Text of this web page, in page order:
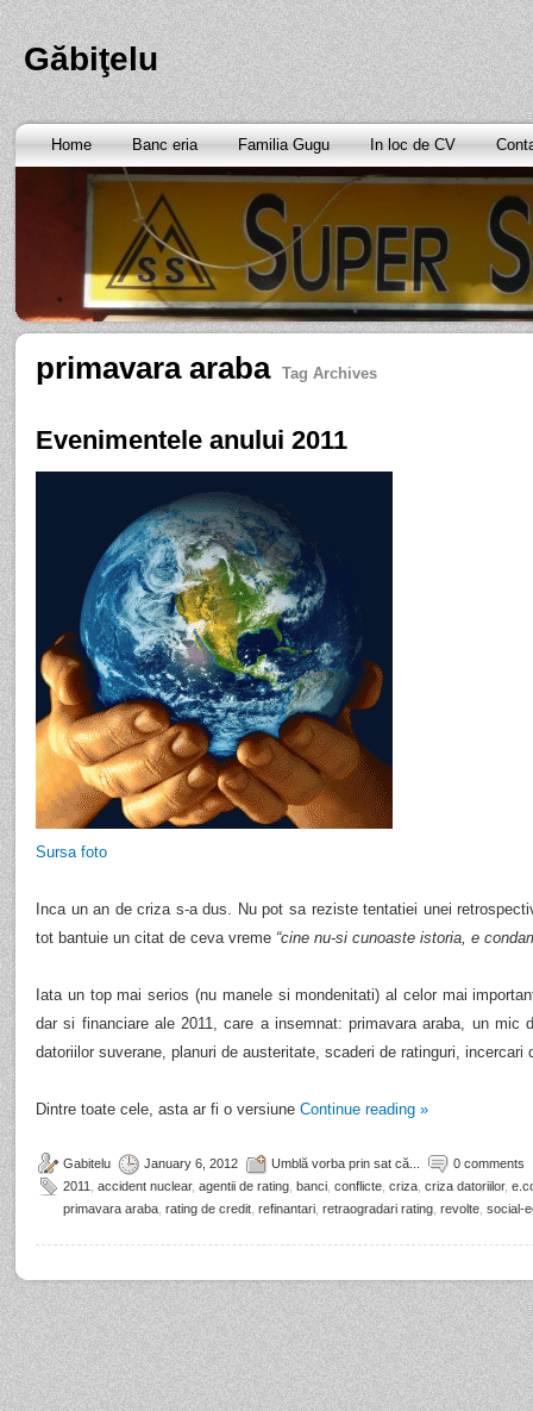
Găbiţelu
Home Banc eria Familia Gugu In loc de CV
primavara araba Tag Archives
Evenimentele anului 2011
Sursa foto
Inca un an de criza s-a dus. Nu pot sa reziste tentatiei unei
tot bantuie un citat de ceva vreme “cine nu-si cunoaste istoria, e
Iata un top mai serios (nu manele si mondenitati) al celor mai
dar si financiare ale 2011, care a insemnat: primavara araba, un mic
datoriilor suverane, planuri de austeritate, scaderi de ratinguri, incercari
Dintre toate cele, asta ar fi o versiune Continue reading »
Gabitelu January 6, 2012 Umblă vorba prin sat că...
0 comments
2011
accident nuclear, agentii de rating banci conflicte criza criza datoriilor,
primavara araba rating de credit refinantari retraogradari rating revolte social-